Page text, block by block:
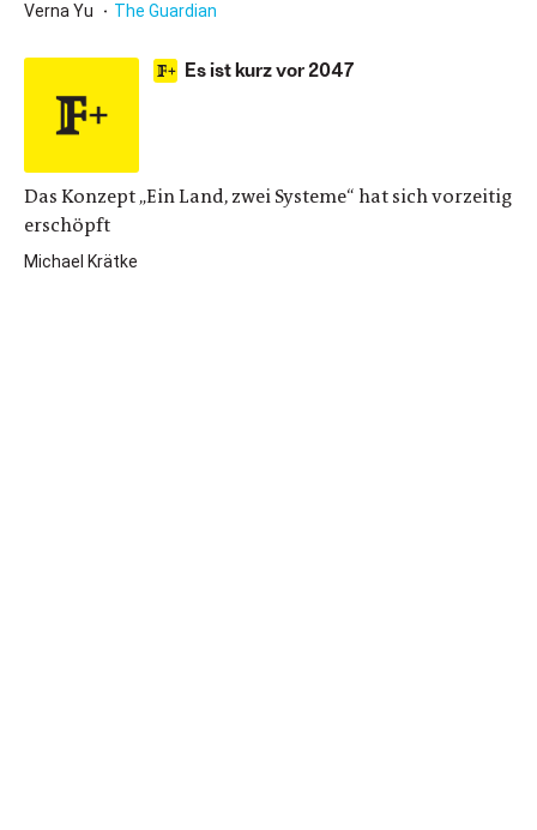
Verna Yu The Guardian
Es ist kurz vor 2047
Das Konzept „Ein Land, zwei Systeme“ hat sich vorzeitig
erschöpft
Michael Krätke